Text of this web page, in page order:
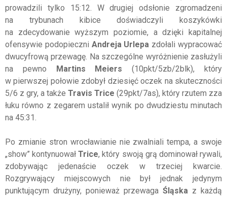
prowadzili tylko 15:12. W drugiej odsłonie zgromadzeni
na trybunach kibice doświadczyli koszykówki
na zdecydowanie wyższym poziomie, a dzięki kapitalnej
ofensywie podopieczni Andreja Urlepa zdołali wypracować
dwucyfrową przewagę. Na szczególne wyróżnienie zasłużyli
na pewno Martins Meiers (10pkt/5zb/2blk), który
w pierwszej połowie zdobył dziesięć oczek na skuteczności
5/6 z gry, a także Travis Trice (29pkt/7as), który rzutem zza
łuku równo z zegarem ustalił wynik po dwudziestu minutach
na 45:31.
Po zmianie stron wrocławianie nie zwalniali tempa, a swoje
„show” kontynuowałTrice, który swoją grą dominował rywali,
zdobywając jedenaście oczek w trzeciej kwarcie.
Rozgrywający miejscowych nie był jednak jedynym
punktującym drużyny, ponieważ przewaga Śląska z każdą